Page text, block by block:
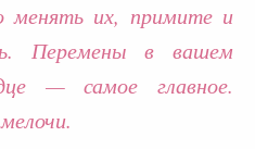
менять их, примите и
Перемены в вашем
— самое главное.